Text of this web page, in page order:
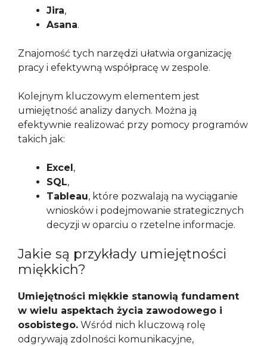
Jira,
Asana.
Znajomość tych narzędzi ułatwia organizację
pracy i efektywną współpracę w zespole.
Kolejnym kluczowym elementem jest
umiejętność analizy danych. Można ją
efektywnie realizować przy pomocy programów
takich jak:
Excel ,
SQL,
Tableau, które pozwalają na wyciąganie
wniosków i podejmowanie strategicznych
decyzji w oparciu o rzetelne informacje.
Jakie są przykłady umiejętności
miękkich?
Umiejętności miękkie stanowią fundament
w wielu aspektach życia zawodowego i
osobistego. Wśród nich kluczową rolę
odgrywają zdolności komunikacyjne,